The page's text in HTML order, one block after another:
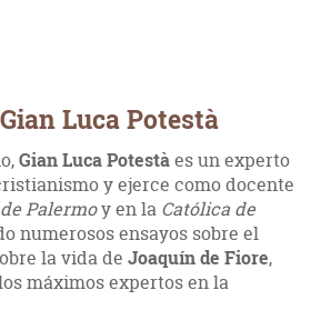
Luca Potestà
Gian Luca Potestàes un experto
y ejerce como docente
Palermoy en la Católica de
numerosos ensayos sobre el
la vida de Joaquín de Fiore,
máximos expertos en la